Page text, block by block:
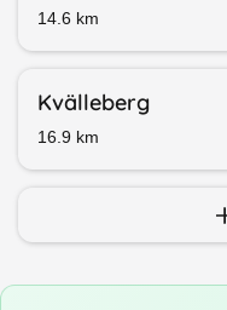
14.6 km
Kvälleberg
16.9 km